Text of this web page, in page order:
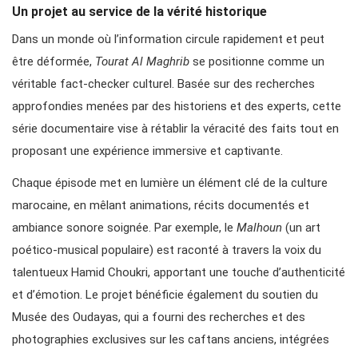
Un projet au service de la vérité historique
Dans un monde où l’information circule rapidement et peut
être déformée, Tourat Al Maghrib se positionne comme un
véritable fact-checker culturel. Basée sur des recherches
approfondies menées par des historiens et des experts, cette
série documentaire vise à rétablir la véracité des faits tout en
proposant une expérience immersive et captivante.
Chaque épisode met en lumière un élément clé de la culture
marocaine, en mêlant animations, récits documentés et
ambiance sonore soignée. Par exemple, le Malhoun (un art
poético-musical populaire) est raconté à travers la voix du
talentueux Hamid Choukri, apportant une touche d’authenticité
et d’émotion. Le projet bénéficie également du soutien du
Musée des Oudayas, qui a fourni des recherches et des
photographies exclusives sur les caftans anciens, intégrées